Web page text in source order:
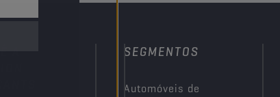
SEGMENTOS
Automóveis de